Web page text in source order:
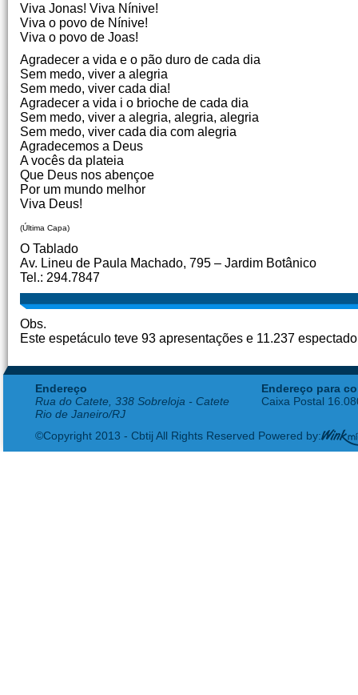
Viva Jonas! Viva Nínive!
Viva o povo de Nínive!
Viva o povo de Joas!
Agradecer a vida e o pão duro de cada dia
Sem medo, viver a alegria
Sem medo, viver cada dia!
Agradecer a vida i o brioche de cada dia
Sem medo, viver a alegria, alegria, alegria
Sem medo, viver cada dia com alegria
Agradecemos a Deus
A vocês da plateia
Que Deus nos abençoe
Por um mundo melhor
Viva Deus!
(Última Capa)
O Tablado
Av. Lineu de Paula Machado, 795 – Jardim Botânico
Tel.: 294.7847
Obs.
Este espetáculo teve 93 apresentações e 11.237
Endereço
Rua do Catete, 338 Sobreloja - Catete
Rio de Janeiro/RJ
Endereço para
Caixa Postal
©Copyright 2013 - Cbtij All Rights Reserved Powered by: